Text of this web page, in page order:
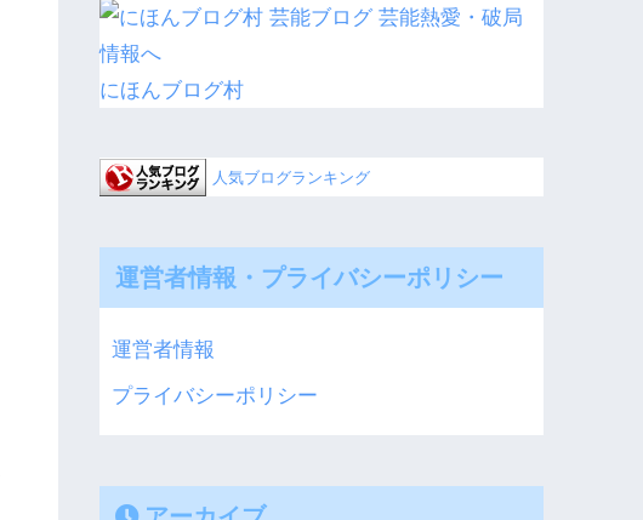
にほんブログ村
人気ブログランキング
運営者情報・プライバシーポリシー
運営者情報
プライバシーポリシー